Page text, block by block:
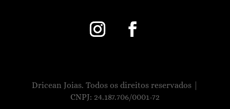
Dricean Joias. Todos os direitos reservados |
CNPJ: 24.187.706/0001-72